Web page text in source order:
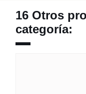
16 Otros
categoría: